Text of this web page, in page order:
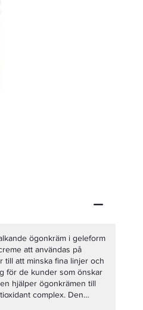
ögonkräm i geleform
att användas på